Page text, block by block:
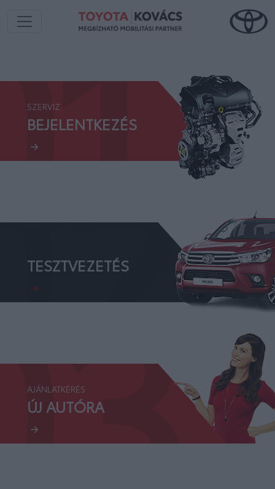
SZERVIZ
BEJELENTKEZÉS
TESZTVEZETÉS
AJÁNLATKÉRÉS
ÚJ AUTÓRA